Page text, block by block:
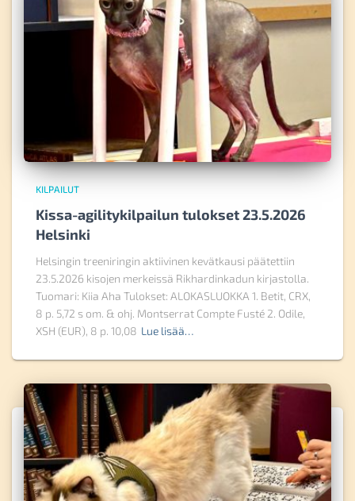
KILPAILUT
Kissa-agilitykilpailun tulokset 23.5.2026
Helsinki
Helsingin treeniringin aktiivinen kevätkausi päätettiin
23.5.2026 kisojen merkeissä Rikhardinkadun kirjastolla.
Tuomari: Kiia Aha Tulokset: ALOKASLUOKKA 1. Betit, CRX,
8 p. 5,72 s om. & ohj. Montserrat Compte Fusté 2. Odile,
XSH (EUR), 8 p. 10,08 Lue lisää…